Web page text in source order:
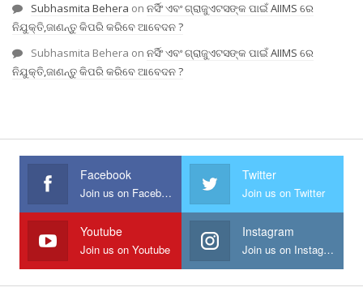
Subhasmita Behera on ନର୍ସିଂ ଏବଂ ଗ୍ରାଜୁଏଟସଙ୍କ ପାଇଁ AIIMS ରେ
ନିଯୁକ୍ତି,ଜାଣନ୍ତୁ କିପରି କରିବେ ଆବେଦନ ?
Subhasmita Behera on ନର୍ସିଂ ଏବଂ ଗ୍ରାଜୁଏଟସଙ୍କ ପାଇଁ AIIMS ରେ
ନିଯୁକ୍ତି,ଜାଣନ୍ତୁ କିପରି କରିବେ ଆବେଦନ ?
Facebook
Join us on Facebook
Twitter
Join us on Twitter
Youtube
Join us on Youtube
Instagram
Join us on Instagram